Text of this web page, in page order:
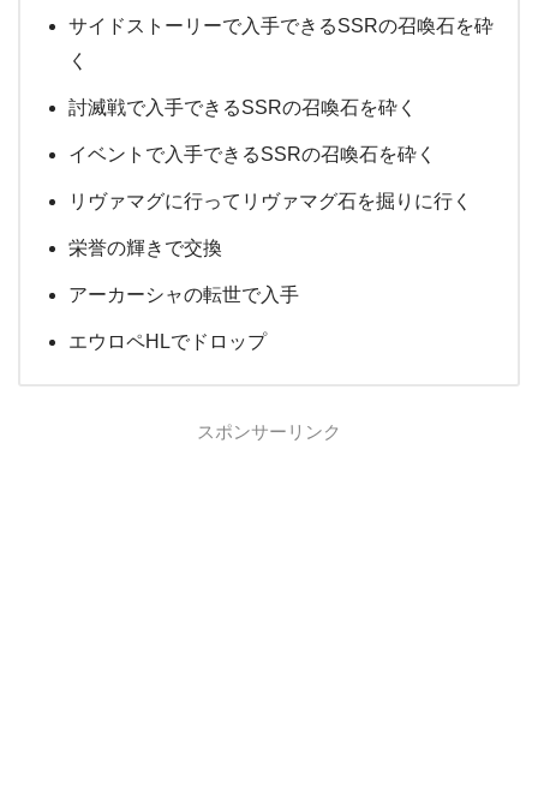
サイドストーリーで入手できるSSRの召喚石を砕
く
討滅戦で入手できるSSRの召喚石を砕く
イベントで入手できるSSRの召喚石を砕く
リヴァマグに行ってリヴァマグ石を掘りに行く
栄誉の輝きで交換
アーカーシャの転世で入手
エウロペHLでドロップ
スポンサーリンク